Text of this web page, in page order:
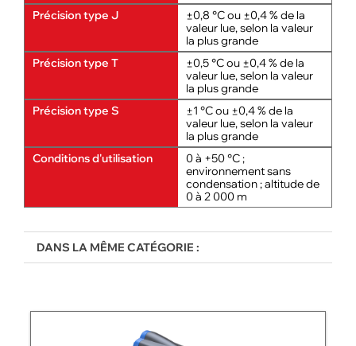
Précision type J
±0,8 °C ou ±0,4 % de la
valeur lue, selon la valeur
la plus grande
Précision type T
±0,5 °C ou ±0,4 % de la
valeur lue, selon la valeur
la plus grande
Précision type S
±1 °C ou ±0,4 % de la
valeur lue, selon la valeur
la plus grande
Conditions d'utilisation
0 à +50 °C ;
environnement sans
condensation ; altitude de
0 à 2 000 m
DANS LA MÊME CATÉGORIE :